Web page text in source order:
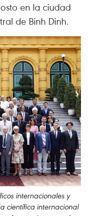
en la ciudad
de Binh Dinh.
internacionales y
científica internacional